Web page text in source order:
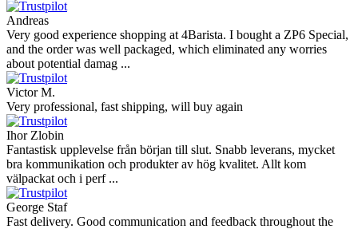
Andreas
Very good experience shopping at 4Barista. I bought a ZP6 Special,
and the order was well packaged, which eliminated any worries
about potential damag ...
Victor M.
Very professional, fast shipping, will buy again
Ihor Zlobin
Fantastisk upplevelse från början till slut. Snabb leverans, mycket
bra kommunikation och produkter av hög kvalitet. Allt kom
välpackat och i perf ...
George Staf
Fast delivery. Good communication and feedback throughout the